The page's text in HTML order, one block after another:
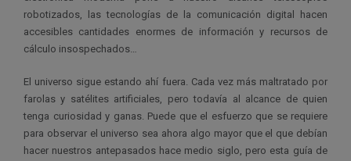
robotizados, las tecnologías de la comunicación digital hacen
accesibles cantidades enormes de información y recursos de
cálculo insospechados…
El universo sigue estando ahí fuera. Cada vez más maltratado por
farolas y satélites artificiales, pero todavía al alcance de quien
tenga curiosidad y ganas. Puede que el esfuerzo que se requiere
para observar el universo sea ahora algo mayor que el que debían
hacer nuestros antepasados hace medio siglo, pero esta guía de